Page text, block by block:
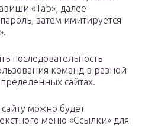
«Tab», далее
затем имитируется
последовательность
команд в разной
сайтах.
можно будет
меню «Ссылки» для